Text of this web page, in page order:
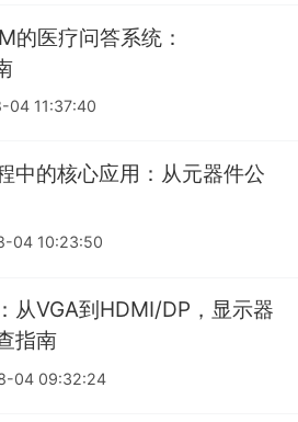
的医疗问答系统：
04 11:37:40
中的核心应用：从元器件公
04 10:23:50
从VGA到HDMI/DP，显示器
指南
04 09:32:24